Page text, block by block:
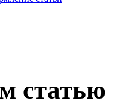
статью